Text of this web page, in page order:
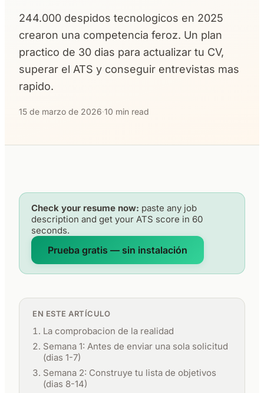
244.000 despidos tecnologicos en 2025
crearon una competencia feroz. Un plan
practico de 30 dias para actualizar tu CV,
superar el ATS y conseguir entrevistas mas
rapido.
15 de marzo de 2026·10 min read
Check your resume now: paste any job
description and get your ATS score in 60
seconds.
Prueba gratis — sin instalación
EN ESTE ARTÍCULO
La comprobacion de la realidad
Semana 1: Antes de enviar una sola solicitud
(dias 1-7)
Semana 2: Construye tu lista de objetivos
(dias 8-14)